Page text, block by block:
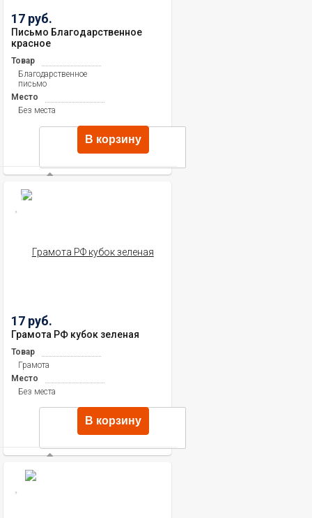
17 руб.
Письмо Благодарственное
красное
Товар
Благодарственное
письмо
Место
Без места
В корзину
17 руб.
Грамота РФ кубок зеленая
Товар
Грамота
Место
Без места
В корзину